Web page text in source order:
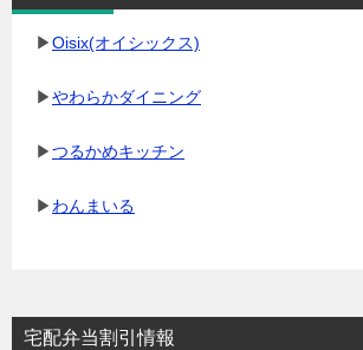
▶Oisix(オイシックス)
▶やわらかダイニング
▶つるかめキッチン
▶ わんまいる
宅配弁当割引情報